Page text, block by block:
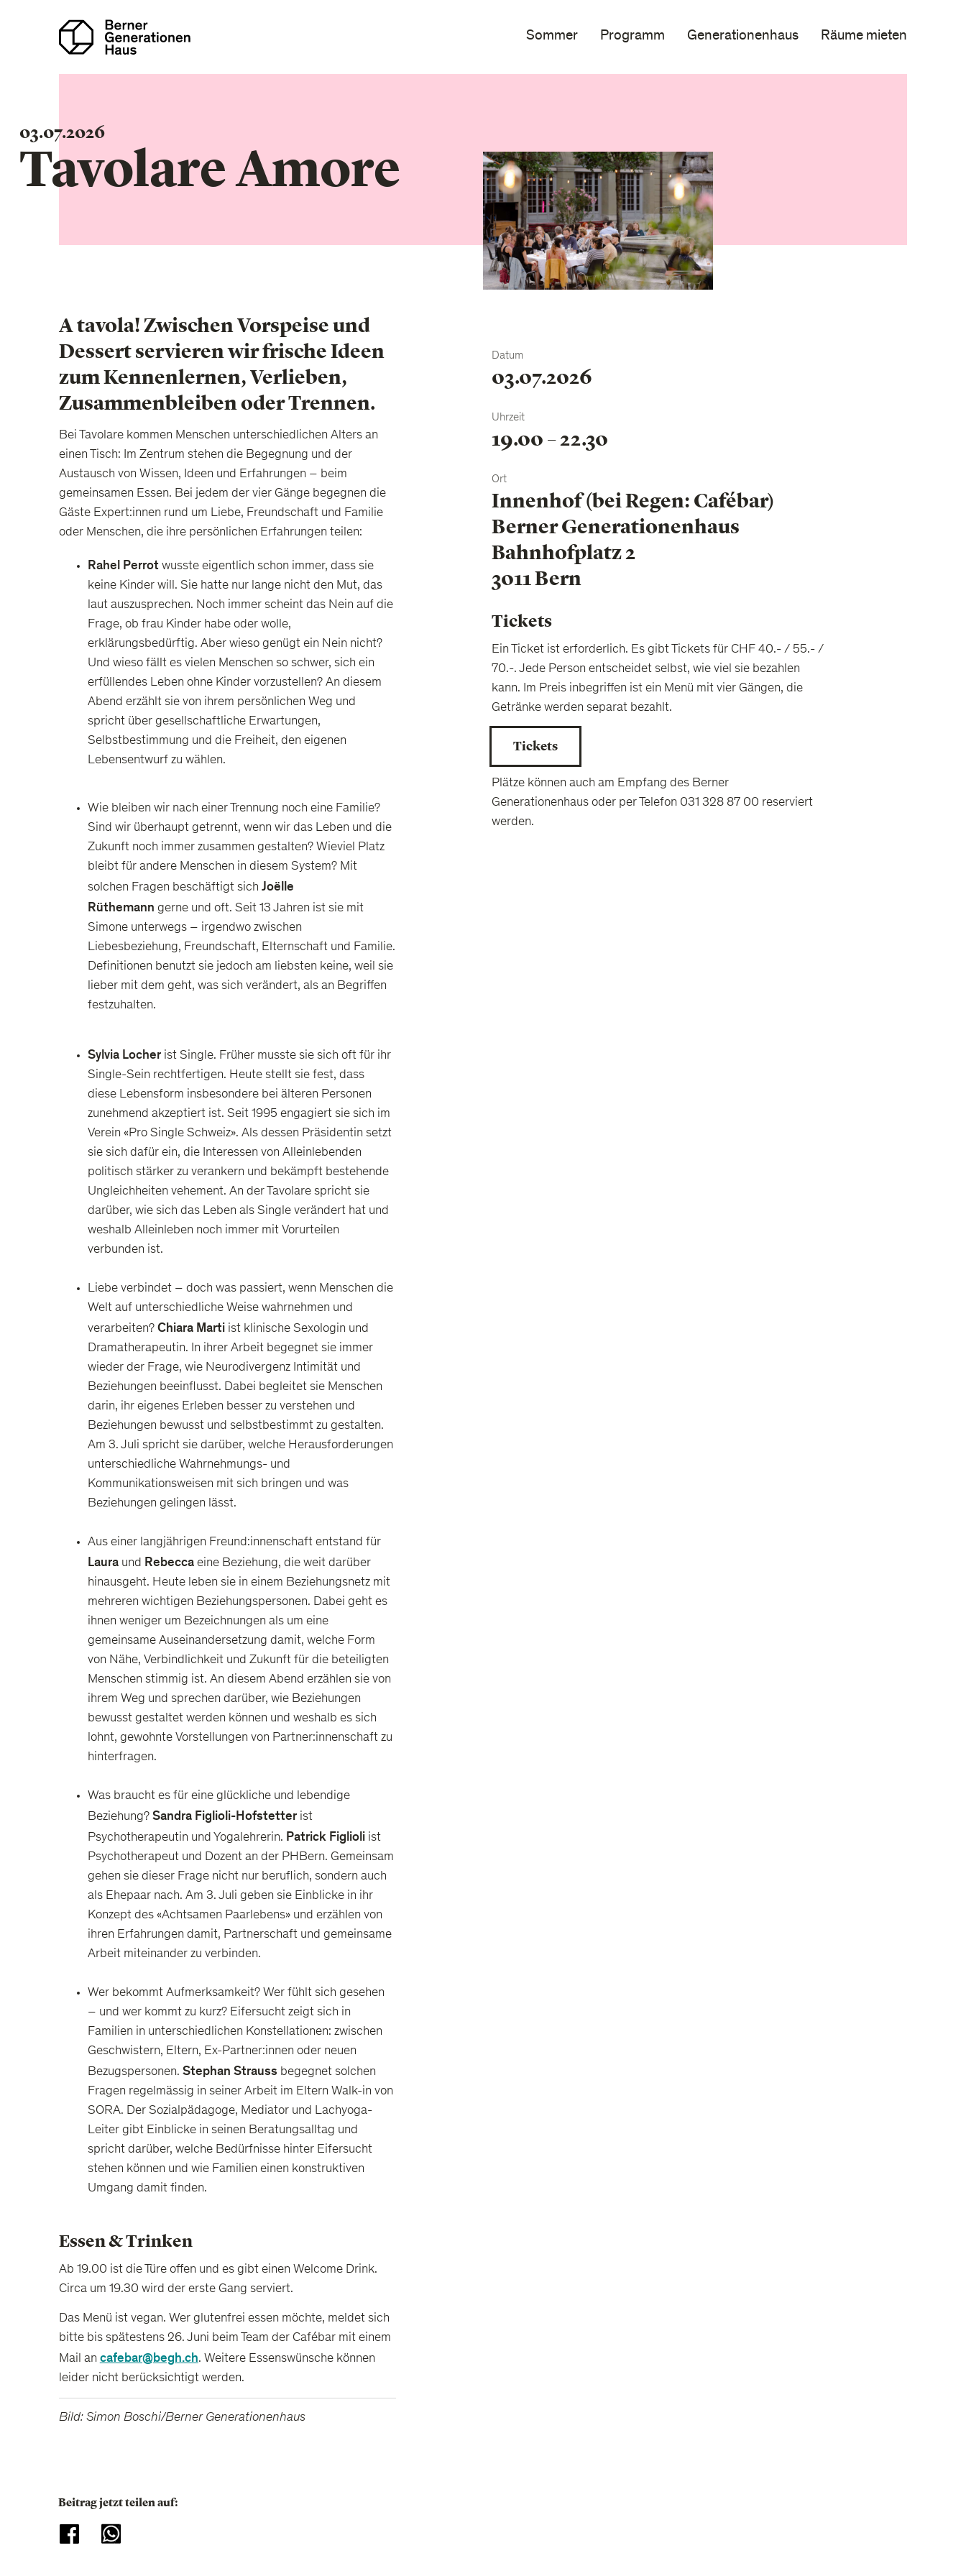
Sommer Programm Generationenhaus Räume mieten
03.07.2026
Tavolare Amore
A tavola! Zwischen Vorspeise und
Dessert servieren wir frische Ideen
zum Kennenlernen, Verlieben,
Zusammenbleiben oder Trennen.
Bei Tavolare kommen Menschen unterschiedlichen Alters an
einen Tisch: Im Zentrum stehen die Begegnung und der
Austausch von Wissen, Ideen und Erfahrungen – beim
gemeinsamen Essen. Bei jedem der vier Gänge begegnen die
Gäste Expert:innen rund um Liebe, Freundschaft und Familie
oder Menschen, die ihre persönlichen Erfahrungen teilen:
Rahel Perrot wusste eigentlich schon immer, dass sie
keine Kinder will. Sie hatte nur lange nicht den Mut, das
laut auszusprechen. Noch immer scheint das Nein auf die
Frage, ob frau Kinder habe oder wolle,
erklärungsbedürftig. Aber wieso genügt ein Nein nicht?
Und wieso fällt es vielen Menschen so schwer, sich ein
erfüllendes Leben ohne Kinder vorzustellen? An diesem
Abend erzählt sie von ihrem persönlichen Weg und
spricht über gesellschaftliche Erwartungen,
Selbstbestimmung und die Freiheit, den eigenen
Lebensentwurf zu wählen.
Wie bleiben wir nach einer Trennung noch eine Familie?
Sind wir überhaupt getrennt, wenn wir das Leben und die
Zukunft noch immer zusammen gestalten? Wieviel Platz
bleibt für andere Menschen in diesem System? Mit
solchen Fragen beschäftigt sich Joëlle
Rüthemann gerne und oft. Seit 13 Jahren ist sie mit
Simone unterwegs – irgendwo zwischen
Liebesbeziehung, Freundschaft, Elternschaft und Familie.
Definitionen benutzt sie jedoch am liebsten keine, weil sie
lieber mit dem geht, was sich verändert, als an Begriffen
festzuhalten.
Sylvia Locher ist Single. Früher musste sie sich oft für ihr
Single-Sein rechtfertigen. Heute stellt sie fest, dass
diese Lebensform insbesondere bei älteren Personen
zunehmend akzeptiert ist. Seit 1995 engagiert sie sich im
Verein «Pro Single Schweiz». Als dessen Präsidentin setzt
sie sich dafür ein, die Interessen von Alleinlebenden
politisch stärker zu verankern und bekämpft bestehende
Ungleichheiten vehement. An der Tavolare spricht sie
darüber, wie sich das Leben als Single verändert hat und
weshalb Alleinleben noch immer mit Vorurteilen
verbunden ist.
Liebe verbindet – doch was passiert, wenn Menschen die
Welt auf unterschiedliche Weise wahrnehmen und
verarbeiten? Chiara Martiist klinische Sexologin und
Dramatherapeutin. In ihrer Arbeit begegnet sie immer
wieder der Frage, wie Neurodivergenz Intimität und
Beziehungen beeinflusst. Dabei begleitet sie Menschen
darin, ihr eigenes Erleben besser zu verstehen und
Beziehungen bewusst und selbstbestimmt zu gestalten.
Am 3. Juli spricht sie darüber, welche Herausforderungen
unterschiedliche Wahrnehmungs- und
Kommunikationsweisen mit sich bringen und was
Beziehungen gelingen lässt.
Aus einer langjährigen Freund:innenschaft entstand für
Laura und Rebeccaeine Beziehung, die weit darüber
hinausgeht. Heute leben sie in einem Beziehungsnetz mit
mehreren wichtigen Beziehungspersonen. Dabei geht es
ihnen weniger um Bezeichnungen als um eine
gemeinsame Auseinandersetzung damit, welche Form
von Nähe, Verbindlichkeit und Zukunft für die beteiligten
Menschen stimmig ist. An diesem Abend erzählen sie von
ihrem Weg und sprechen darüber, wie Beziehungen
bewusst gestaltet werden können und weshalb es sich
lohnt, gewohnte Vorstellungen von Partner:innenschaft zu
hinterfragen.
Was braucht es für eine glückliche und lebendige
Beziehung? Sandra Figlioli-Hofstetter ist
Psychotherapeutin und Yogalehrerin. Patrick Figlioliist
Psychotherapeut und Dozent an der PHBern. Gemeinsam
gehen sie dieser Frage nicht nur beruflich, sondern auch
als Ehepaar nach. Am 3. Juli geben sie Einblicke in ihr
Konzept des «Achtsamen Paarlebens» und erzählen von
ihren Erfahrungen damit, Partnerschaft und gemeinsame
Arbeit miteinander zu verbinden.
Wer bekommt Aufmerksamkeit? Wer fühlt sich gesehen
– und wer kommt zu kurz? Eifersucht zeigt sich in
Familien in unterschiedlichen Konstellationen: zwischen
Geschwistern, Eltern, Ex-Partner:innen oder neuen
Bezugspersonen. Stephan Strauss begegnet solchen
Fragen regelmässig in seiner Arbeit im Eltern Walk-in von
SORA. Der Sozialpädagoge, Mediator und Lachyoga-
Leiter gibt Einblicke in seinen Beratungsalltag und
spricht darüber, welche Bedürfnisse hinter Eifersucht
stehen können und wie Familien einen konstruktiven
Umgang damit finden.
Essen & Trinken
Ab 19.00 ist die Türe offen und es gibt einen Welcome Drink.
Circa um 19.30 wird der erste Gang serviert.
Das Menü ist vegan. Wer glutenfrei essen möchte, meldet sich
bitte bis spätestens 26. Juni beim Team der Cafébar mit einem
Mail an cafebar@begh.ch. Weitere Essenswünsche können
leider nicht berücksichtigt werden.
Bild: Simon Boschi/Berner Generationenhaus
Datum
03.07.2026
Uhrzeit
19.00 – 22.30
Ort
Innenhof (bei Regen: Cafébar)
Berner Generationenhaus
Bahnhofplatz 2
3011 Bern
Tickets
Ein Ticket ist erforderlich. Es gibt Tickets für CHF 40.- / 55.- /
70.-. Jede Person entscheidet selbst, wie viel sie bezahlen
kann. Im Preis inbegriffen ist ein Menü mit vier Gängen, die
Getränke werden separat bezahlt.
Tickets
Plätze können auch am Empfang des Berner
Generationenhaus oder per Telefon 031 328 87 00 reserviert
werden.
Beitrag jetzt teilen auf: